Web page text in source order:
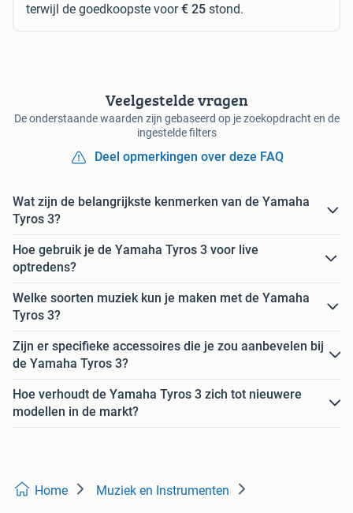
terwijl de goedkoopste voor€ 25 stond.
Veelgestelde vragen
De onderstaande waarden zijn gebaseerd op je zoekopdracht en de
ingestelde filters
Deel opmerkingen over deze FAQ
Wat zijn de belangrijkste kenmerken van de Yamaha
Tyros 3?
Hoe gebruik je de Yamaha Tyros 3 voor live
optredens?
Welke soorten muziek kun je maken met de Yamaha
Tyros 3?
Zijn er specifieke accessoires die je zou aanbevelen bij
de Yamaha Tyros 3?
Hoe verhoudt de Yamaha Tyros 3 zich tot nieuwere
modellen in de markt?
Home Muziek en Instrumenten